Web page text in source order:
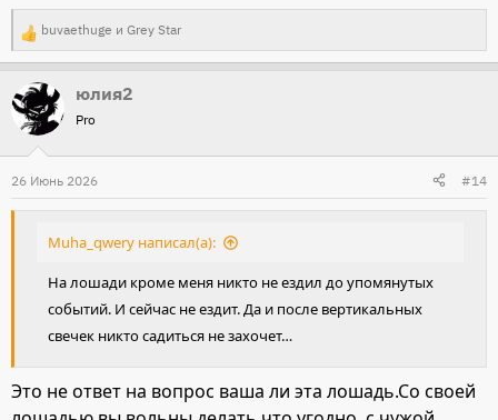
Р
е
а
к
и
и
buvaethuge и Grey Star
юлия2
Pro
26 Июнь 2026 #14
Muha_qwery написал(а):
На лошади кроме меня никто не ездил до упомянутых
событий. И сейчас не ездит. Да и после вертикальных
свечек никто садиться не захочет…
Это не ответ на вопрос ваша ли эта лошадь.Со своей